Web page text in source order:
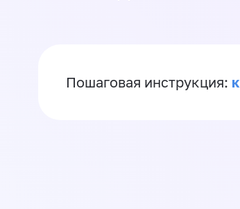
Пошаговая инструкция: